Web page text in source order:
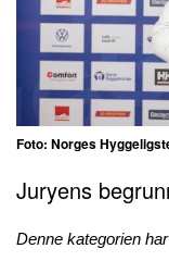
Foto: Norges
Juryens
Denne kategorien